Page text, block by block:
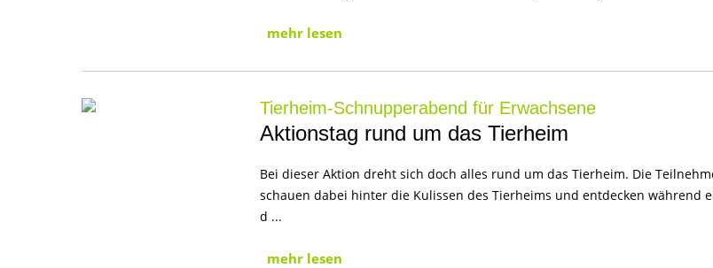
mehr lesen
Tierheim-Schnupperabend für Erwachsene
Aktionstag rund um das Tierheim
Bei dieser Aktion dreht sich doch alles rund um das Tierheim. Die
schauen dabei hinter die Kulissen des Tierheims und entdecken während
d ...
mehr lesen